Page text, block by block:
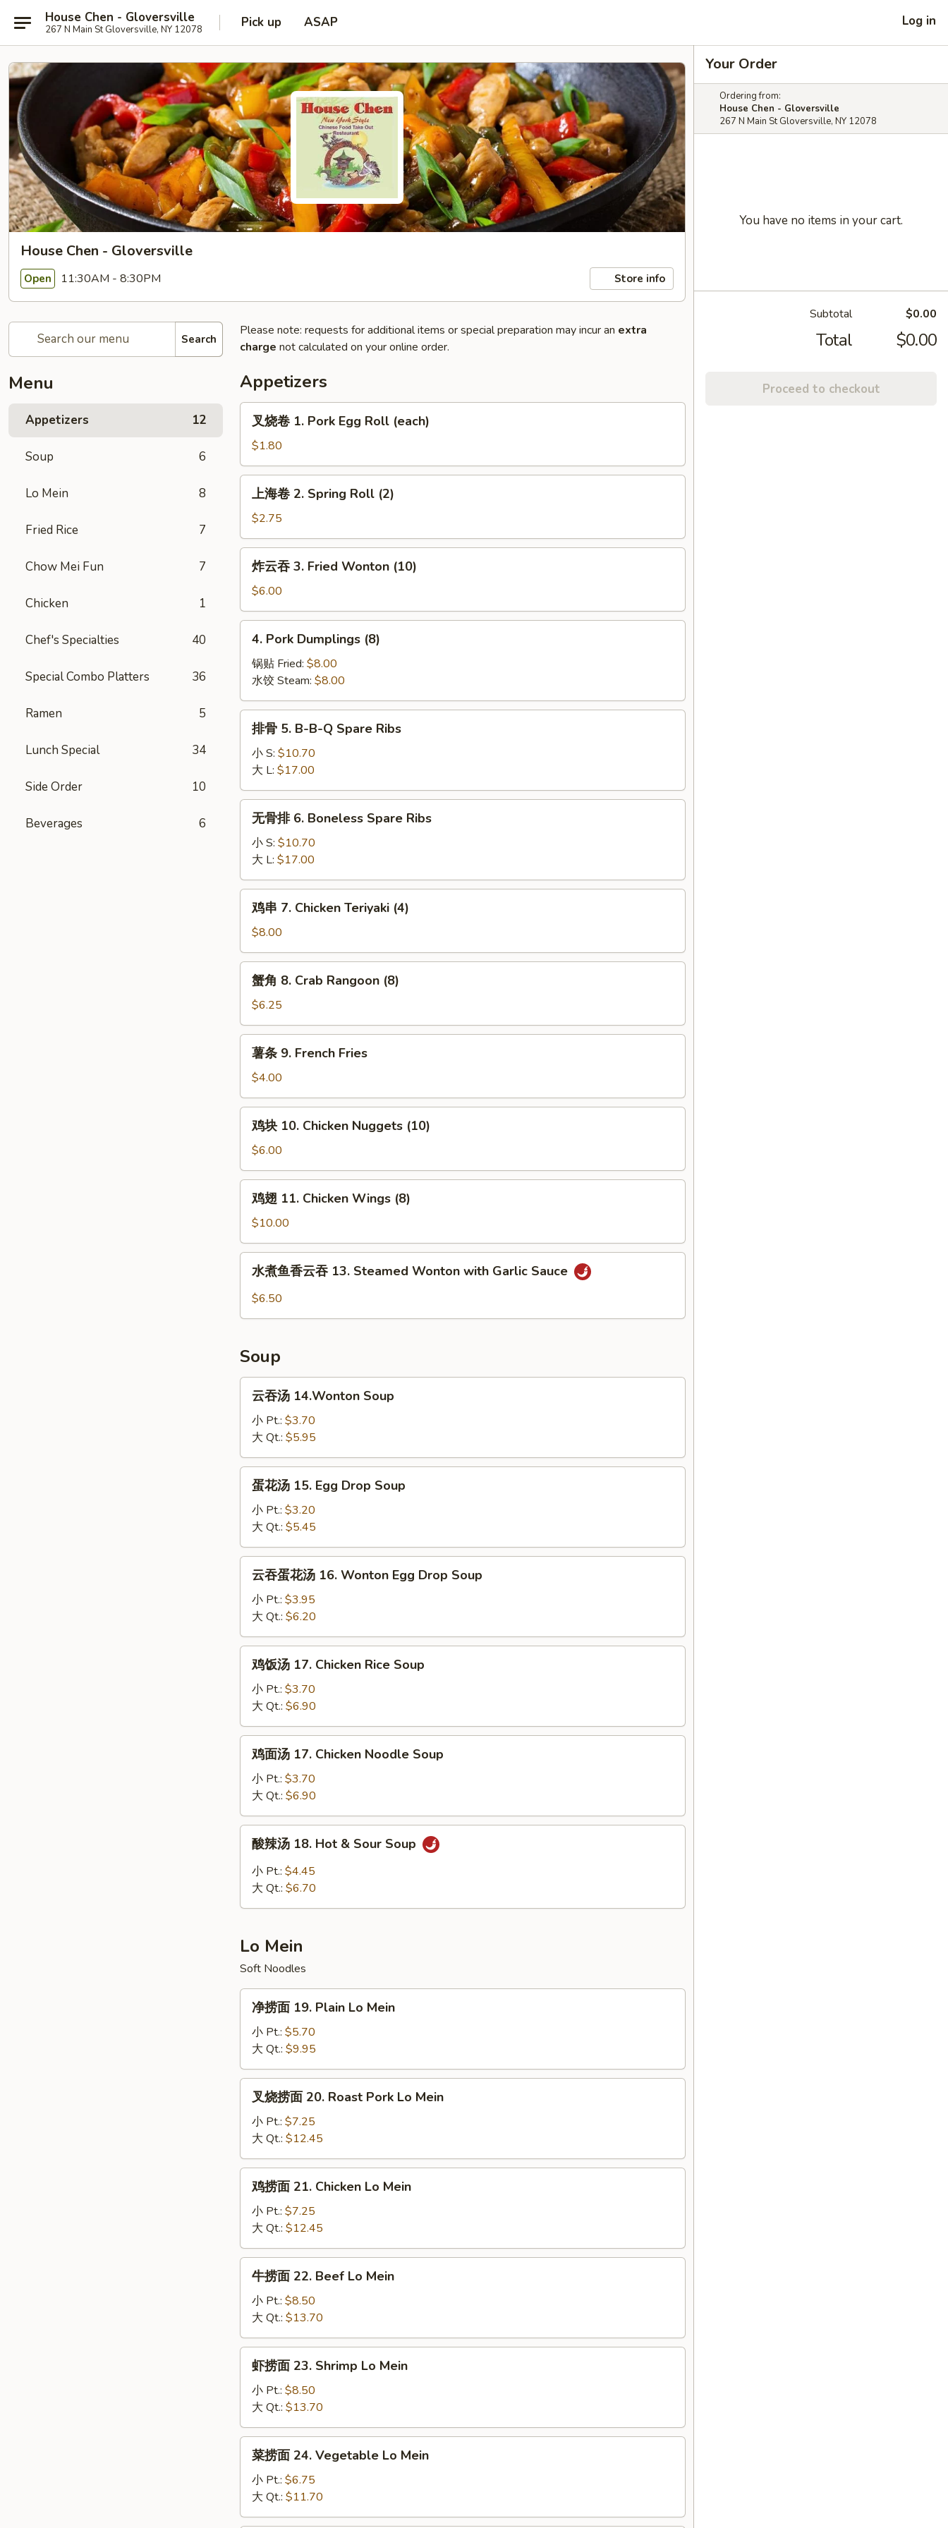
House Chen - Gloversville
267 N Main St Gloversville, NY 12078 Pick up ASAP Log in
House Chen - Gloversville
Open 11:30AM - 8:30PM Store info
Search
Menu
Appetizers 12
Soup 6
Lo Mein 8
Fried Rice 7
Chow Mei Fun 7
Chicken 1
Chef's Specialties 40
Special Combo Platters 36
Ramen 5
Lunch Special 34
Side Order 10
Beverages 6
Please note: requests for additional items or special preparation may incur an extra
charge not calculated on your online order.
Appetizers
1.
Pork
Egg
Roll
叉烧卷 1. Pork Egg Roll (each)
$1.80
2.
Spring
Roll
(2)
上海卷 2. Spring Roll (2)
$2.75
3.
Fried
Wonton
(10)
炸云吞 3. Fried Wonton (10)
$6.00
Pork
Dumplings
(8)
4. Pork Dumplings (8)
锅贴 Fried: $8.00
水饺 Steam: $8.00
B-
Q
Spare
Ribs
排骨 5. B-B-Q Spare Ribs
小 S: $10.70
大 L: $17.00
Boneless
Spare
Ribs
无骨排 6. Boneless Spare Ribs
小 S: $10.70
大 L: $17.00
Chicken
Teriyaki
(4)
鸡串 7. Chicken Teriyaki (4)
$8.00
Crab
Rangoon
(8)
蟹角 8. Crab Rangoon (8)
$6.25
French
Fries
薯条 9. French Fries
$4.00
10.
Chicken
Nuggets
(10)
鸡块 10. Chicken Nuggets (10)
$6.00
11.
Chicken
Wings
(8)
鸡翅 11. Chicken Wings (8)
$10.00
13.
Steamed
Wonton
with
Garlic
Sauce
水煮鱼香云吞 13. Steamed Wonton with Garlic Sauce
$6.50
Soup
14.Wonton
Soup
云吞汤 14.Wonton Soup
小 Pt.: $3.70
大 Qt.: $5.95
15.
Egg
Drop
Soup
蛋花汤 15. Egg Drop Soup
小 Pt.: $3.20
大 Qt.: $5.45
汤
16.
Wonton
Egg
Drop
云吞蛋花汤 16. Wonton Egg Drop Soup
小 Pt.: $3.95
大 Qt.: $6.20
17.
Chicken
Rice
Soup
鸡饭汤 17. Chicken Rice Soup
小 Pt.: $3.70
大 Qt.: $6.90
17.
Chicken
Noodle
Soup
鸡面汤 17. Chicken Noodle Soup
小 Pt.: $3.70
大 Qt.: $6.90
18.
Soup
酸辣汤 18. Hot & Sour Soup
小 Pt.: $4.45
大 Qt.: $6.70
Lo Mein
Soft Noodles
19.
Plain
Lo
Mein
净捞面 19. Plain Lo Mein
小 Pt.: $5.70
大 Qt.: $9.95
20.
Roast
Pork
Mein
叉烧捞面 20. Roast Pork Lo Mein
小 Pt.: $7.25
大 Qt.: $12.45
21.
Chicken
Lo
Mein
鸡捞面 21. Chicken Lo Mein
小 Pt.: $7.25
大 Qt.: $12.45
22.
Beef
Lo
Mein
牛捞面 22. Beef Lo Mein
小 Pt.: $8.50
大 Qt.: $13.70
23.
Shrimp
Lo
Mein
虾捞面 23. Shrimp Lo Mein
小 Pt.: $8.50
大 Qt.: $13.70
24.
Vegetable
菜捞面 24. Vegetable Lo Mein
小 Pt.: $6.75
大 Qt.: $11.70
Your Order
Ordering from:
House Chen - Gloversville
267 N Main St Gloversville, NY 12078
You have no items in your cart.
Subtotal $0.00
Total $0.00
Proceed to checkout